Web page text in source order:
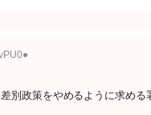
別政策をやめるように求める